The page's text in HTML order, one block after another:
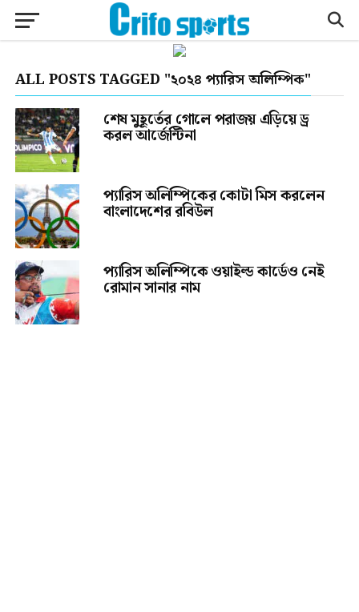
ALL POSTS TAGGED "২০২৪ প্যারিস অলিম্পিক"
শেষ মুহূর্তের গোলে পরাজয় এড়িয়ে ড্র
করল আর্জেন্টিনা
প্যারিস অলিম্পিকের কোটা মিস করলেন
বাংলাদেশের রবিউল
প্যারিস অলিম্পিকে ওয়াইল্ড কার্ডেও নেই
রোমান সানার নাম